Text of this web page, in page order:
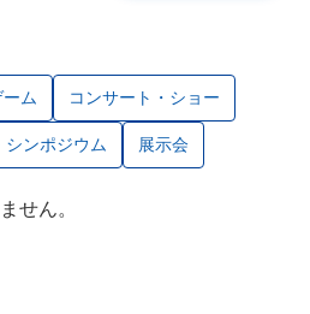
ーム コンサート・ショー
シンポジウム 展示会
せん。